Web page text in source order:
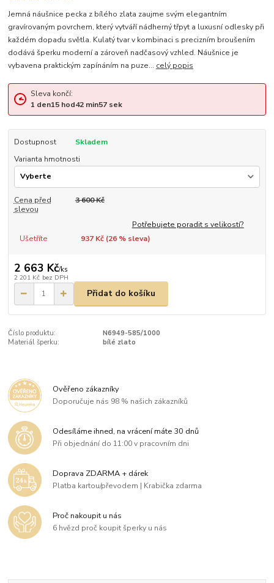
Jemná náušnice pecka z bílého zlata zaujme svým elegantním
gravírovaným povrchem, který vytváří nádherný třpyt a luxusní odlesky při
každém dopadu světla. Kulatý tvar v kombinaci s precizním broušením
dodává šperku moderní a zároveň nadčasový vzhled. Náušnice je
vybavena praktickým zapínáním na puze... celý popis
Sleva končí:
1 den15hod42min56sek
Dostupnost
Skladem
Varianta hmotnosti
Cena před
slevou
3 600 Kč
Potřebujete poradit s velikostí?
Ušetříte
937 Kč (26% sleva)
2 663 Kč/ks
2 201 Kč bez DPH
Přidat do košíku
Číslo produktu:
N6949-585/1000
Materiál šperku:
bílé zlato
Ověřeno zákazníky
Doporučuje nás 98 % našich zákazníků
Odesíláme ihned, na vrácení máte 30 dnů
Při objednání do 11:00 v pracovním dni
Doprava ZDARMA + dárek
Platba kartou/převodem | Krabička zdarma
Proč nakoupit u nás
6 hvězd proč koupit šperky u nás